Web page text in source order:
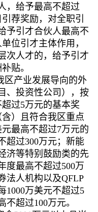
，给予最高不超过
荐奖励，对全职引
予引才合伙人最高不
位引才主体作用，
次人才的，给予引才
贴。
区产业发展导向的外
、投资性公司），按
过5万元的基本奖
）且符合我区重点
最高不超过7万元的
超过300万元；新能
济等特别鼓励类的先
度最高不超过500万
法人机构以及QFLP
1000万美元不超过5
超过100万元。